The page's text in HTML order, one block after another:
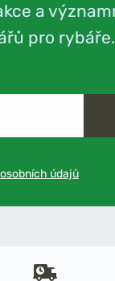
a
pro rybáře.
údajů